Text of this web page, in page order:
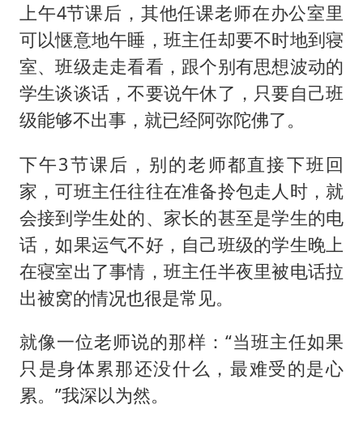
上午4节课后，其他任课老师在办公室里
可以惬意地午睡，班主任却要不时地到寝
室、班级走走看看，跟个别有思想波动的
学生谈谈话，不要说午休了，只要自己班
级能够不出事，就已经阿弥陀佛了。
下午3节课后，别的老师都直接下班回
家，可班主任往往在准备拎包走人时，就
会接到学生处的、家长的甚至是学生的电
话，如果运气不好，自己班级的学生晚上
在寝室出了事情，班主任半夜里被电话拉
出被窝的情况也很是常见。
就像一位老师说的那样：“当班主任如果
只是身体累那还没什么，最难受的是心
累。”我深以为然。